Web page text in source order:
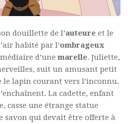
douillette de l’auteure et le
habité par l’ombrageux
d’unemarelle. Juliette,
suit un amusant petit
lapin courant vers l’inconnu.
La cadette, enfant
casse une étrange statue
savon qui devait être offerte à